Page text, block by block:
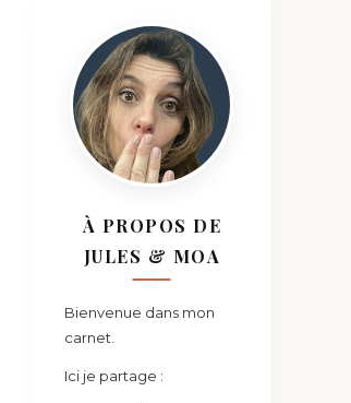
À PROPOS DE
JULES & MOA
Bienvenue dans mon
carnet.
Ici je partage :